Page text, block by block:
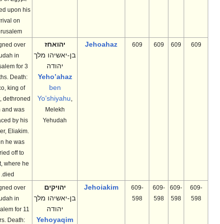
He died upon his
arrival on
Jerusalem.
609
609
609
Jehoahaz
יהואחז
בן-יאשיהו מלך
Yeho’ahaz
Yo’shiyahu
Melekh
Yehudah
Reigned over
Judah in
Jerusalem for 3
months. Death:
Neco, king of
Egypt, dethroned
him and was
replaced by his
brother, Eliakim.
Then he was
carried off to
Egypt, where he
609-
598
609-
598
609-
598
Jehoiakim
יהויקים
בן-יאשיהו מלך
Yehoyaqim
Reigned over
Judah in
Jerusalem for 11
years. Death: